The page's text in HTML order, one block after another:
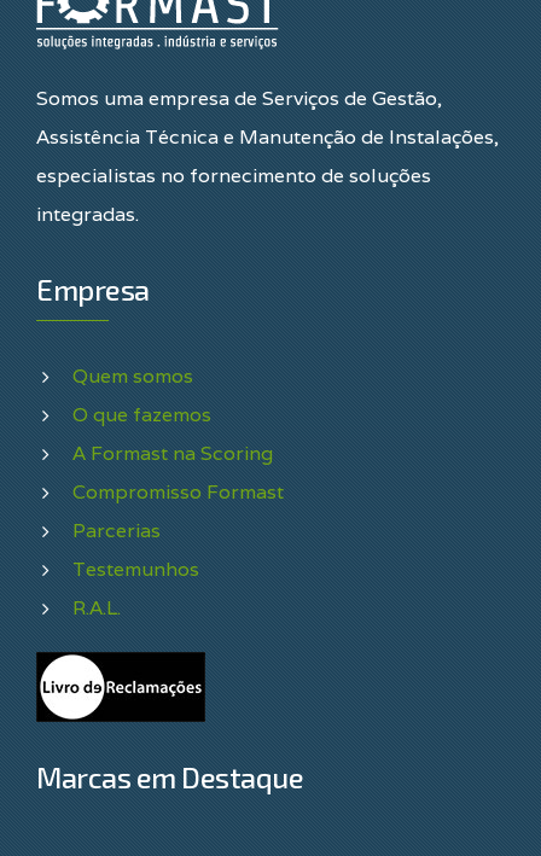
Somos uma empresa de Serviços de Gestão,
Assistência Técnica e Manutenção de Instalações,
especialistas no fornecimento de soluções
integradas.
Empresa
Quem somos
O que fazemos
A Formast na Scoring
Compromisso Formast
Parcerias
Testemunhos
R.A.L.
Marcas em Destaque